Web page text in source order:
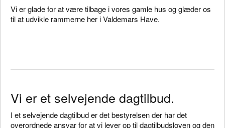
Vi er glade for at være tilbage i vores gamle hus og glæder os
til at udvikle rammerne her i Valdemars Have.
Vi er et selvejende dagtilbud.
I et selvejende dagtilbud er det bestyrelsen der har det
overordnede ansvar for at vi lever op til dagtilbudsloven og den